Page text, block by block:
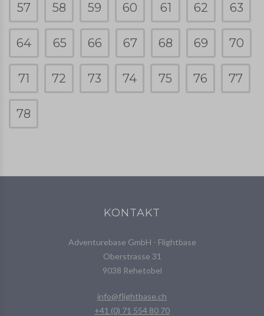
57 58 59 60 61 62 63
64 65 66 67 68 69 70
71 72 73 74 75 76 77
78
KONTAKT
Adventurebase GmbH - Flightbase
Oberstrasse 31
9038 Rehetobel
info@flightbase.ch
+41 (0) 71 554 80 70